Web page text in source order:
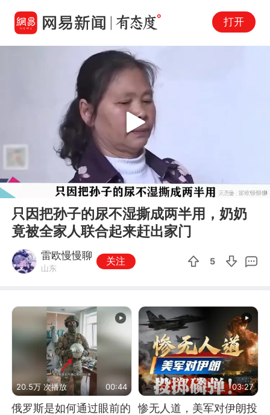
打开
06:41
Play
只因把孙子的尿不湿撕成两半用，奶奶
竟被全家人联合起来赶出家门
雷欧慢慢聊
山东
关注 5
20.5万 次播放 00:44
俄罗斯是如何通过眼前的
03:27
惨无人道，美军对伊朗投